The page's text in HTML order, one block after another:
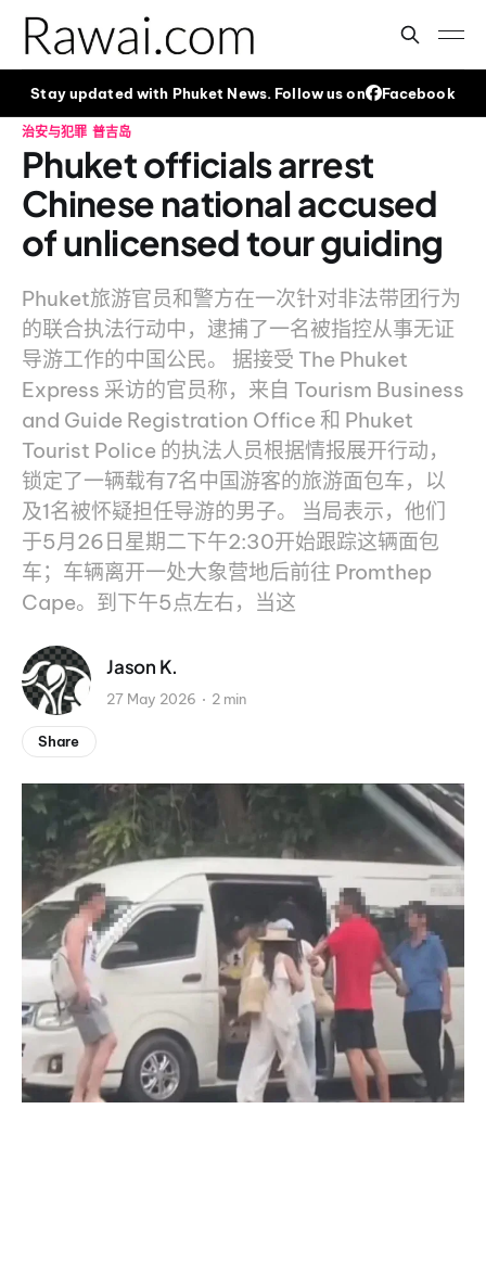
Stay updated with Phuket News. Follow us on Facebook
治安与犯罪 普吉岛
Phuket officials arrest
Chinese national accused
of unlicensed tour guiding
Phuket旅游官员和警方在一次针对非法带团行为
的联合执法行动中，逮捕了一名被指控从事无证
导游工作的中国公民。 据接受 The Phuket
Express 采访的官员称，来自 Tourism Business
and Guide Registration Office 和 Phuket
Tourist Police 的执法人员根据情报展开行动，
锁定了一辆载有7名中国游客的旅游面包车，以
及1名被怀疑担任导游的男子。 当局表示，他们
于5月26日星期二下午2:30开始跟踪这辆面包
车；车辆离开一处大象营地后前往 Promthep
Cape。到下午5点左右，当这
Jason K.
27 May 2026 2 min
Share